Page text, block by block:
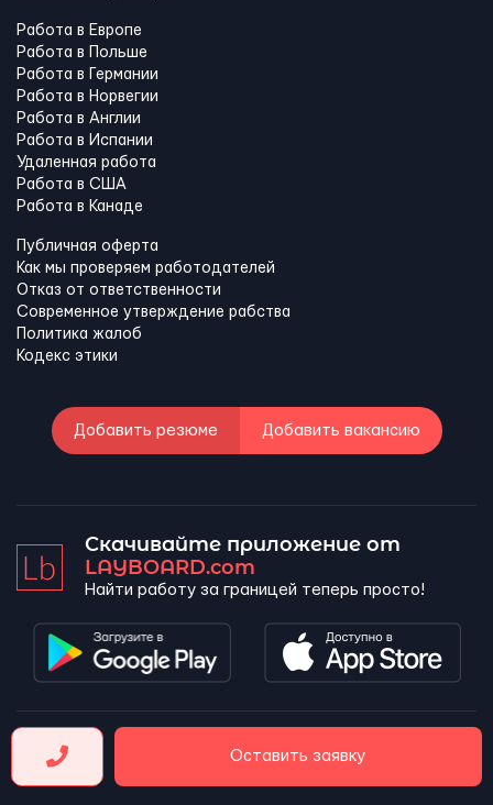
Оставить заявку
Работа в Европе
Работа в Польше
Работа в Германии
Работа в Норвегии
Работа в Англии
Работа в Испании
Удаленная работа
Работа в США
Работа в Канадe
Публичная оферта
Как мы проверяем работодателей
Отказ от ответственности
Современное утверждение рабства
Политика жалоб
Кодекс этики
Добавить резюме Добавить вакансию
Скачивайте приложение от
LAYBOARD.com
Найти работу за границей теперь просто!
LAYBOARD, SL Copyright 2026 ©